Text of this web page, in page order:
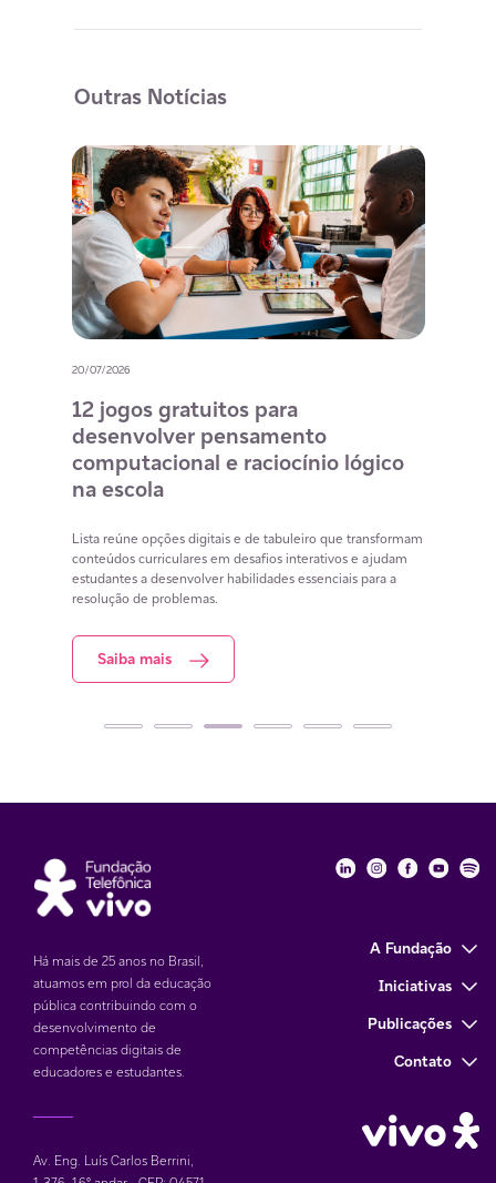
Outras Notícias
20/07/2026
12 jogos gratuitos para
desenvolver pensamento
computacional e raciocínio lógico
na escola
Lista reúne opções digitais e de tabuleiro que transformam
conteúdos curriculares em desafios interativos e ajudam
estudantes a desenvolver habilidades essenciais para a
resolução de problemas.
Saiba mais
Há mais de 25 anos no Brasil,
atuamos em prol da educação
pública contribuindo com o
desenvolvimento de
competências digitais de
educadores e estudantes.
Av. Eng. Luís Carlos Berrini,
Fundação
Fundação
A Fundação
Iniciativas
Publicações
Contato